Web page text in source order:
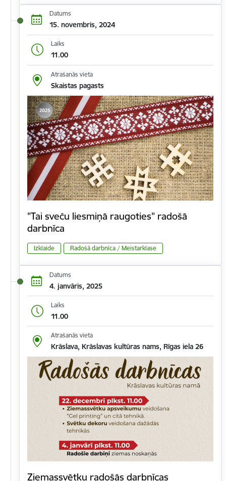
Datums
15. novembris, 2024
Laiks
11.00
Atrašanās vieta
Skaistas pagasts
"Tai sveču liesmiņā raugoties" radošā
darbnīca
Izklaide Radošā darbnīca / Meistarklase
Datums
4. janvāris, 2025
Laiks
11.00
Atrašanās vieta
Krāslava, Krāslavas kultūras nams, Rīgas iela 26
Ziemassvētku radošās darbnīcas